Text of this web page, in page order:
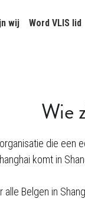
wij Word VLIS lid
Wie
die
komt in
Belgen in